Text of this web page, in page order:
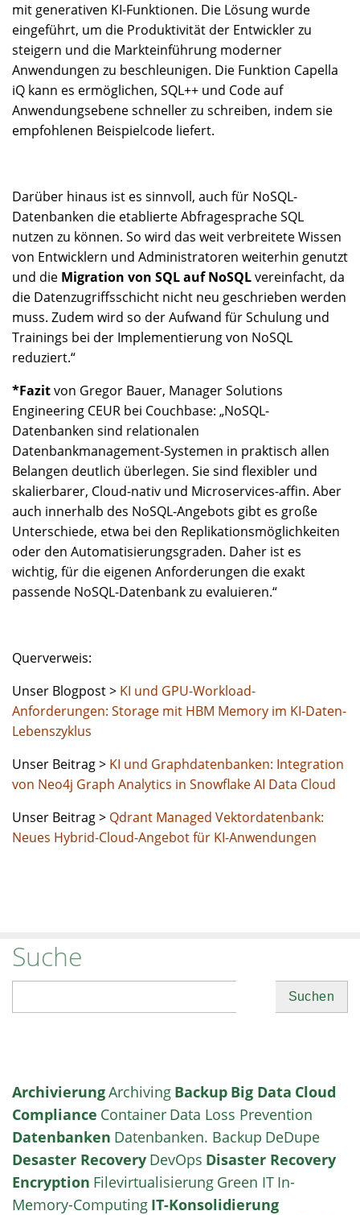
mit generativen KI-Funktionen. Die Lösung wurde
eingeführt, um die Produktivität der Entwickler zu
steigern und die Markteinführung moderner
Anwendungen zu beschleunigen. Die Funktion Capella
iQ kann es ermöglichen, SQL++ und Code auf
Anwendungsebene schneller zu schreiben, indem sie
empfohlenen Beispielcode liefert.
Darüber hinaus ist es sinnvoll, auch für NoSQL-
Datenbanken die etablierte Abfragesprache SQL
nutzen zu können. So wird das weit verbreitete Wissen
von Entwicklern und Administratoren weiterhin genutzt
und die Migration von SQL auf NoSQLvereinfacht, da
die Datenzugriffsschicht nicht neu geschrieben werden
muss. Zudem wird so der Aufwand für Schulung und
Trainings bei der Implementierung von NoSQL
reduziert.“
*Fazitvon Gregor Bauer, Manager Solutions
Engineering CEUR bei Couchbase: „NoSQL-
Datenbanken sind relationalen
Datenbankmanagement-Systemen in praktisch allen
Belangen deutlich überlegen. Sie sind flexibler und
skalierbarer, Cloud-nativ und Microservices-affin. Aber
auch innerhalb des NoSQL-Angebots gibt es große
Unterschiede, etwa bei den Replikationsmöglichkeiten
oder den Automatisierungsgraden. Daher ist es
wichtig, für die eigenen Anforderungen die exakt
passende NoSQL-Datenbank zu evaluieren.“
Querverweis:
Unser Blogpost > KI und GPU-Workload-
Anforderungen: Storage mit HBM Memory im KI-Daten-
Lebenszyklus
Unser Beitrag > KI und Graphdatenbanken: Integration
von Neo4j Graph Analytics in Snowflake AI Data Cloud
Unser Beitrag > Qdrant Managed Vektordatenbank:
Neues Hybrid-Cloud-Angebot für KI-Anwendungen
Suche
ArchivierungArchiving Backup Big Data Cloud
Compliance Container Data Loss Prevention
Datenbanken Datenbanken. Backup DeDupe
Desaster Recovery DevOps Disaster Recovery
Encryption Filevirtualisierung Green IT In-
Memory-Computing IT-Konsolidierung